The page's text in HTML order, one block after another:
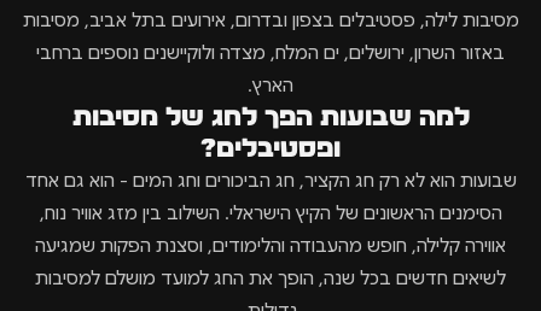
מסיבות לילה, פסטיבלים בצפון ובדרום, אירועים בתל אביב, מסיבות
באזור השרון, ירושלים, ים המלח, מצדה ולוקיישנים נוספים ברחבי
הארץ.
למה שבועות הפך לחג של מסיבות
ופסטיבלים?
שבועות הוא לא רק חג הקציר, חג הביכורים וחג המים - הוא גם אחד
הסימנים הראשונים של הקיץ הישראלי. השילוב בין מזג אוויר נוח,
אווירה קלילה, חופש מהעבודה והלימודים, וסצנת הפקות שמגיעה
לשיאים חדשים בכל שנה, הופך את החג למועד מושלם למסיבות